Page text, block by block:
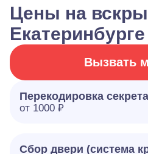
Цены на
Екатеринбурге
Вызвать
Перекодировка
от 1000 ₽
Сбор двери (система